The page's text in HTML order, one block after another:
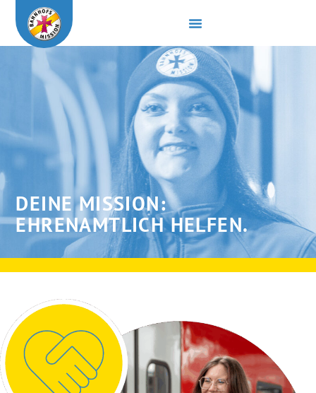
DEINE MISSION:
EHRENAMTLICH HELFEN.